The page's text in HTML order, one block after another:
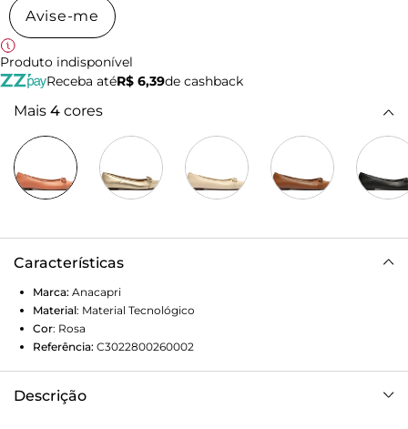
Avise-me
Produto indisponível
Receba atéR$ 6,39de cashback
Mais 4 cores
Características
Marca: Anacapri
Material: Material Tecnológico
Cor: Rosa
Referência: C3022800260002
Descrição